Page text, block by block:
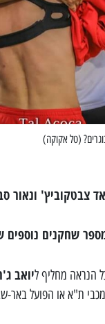
(טל אקוקה)
צבטקוביץ' ונאור
שחקנים נוספים
הנראה מחליף ליואב
מכבי ת"א או הפועל